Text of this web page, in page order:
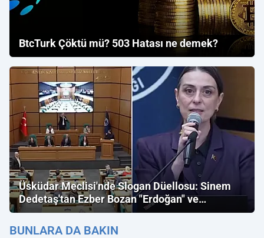
BtcTurk Çöktü mü? 503 Hatası ne demek?
Üsküdar Meclisi'nde Slogan Düellosu: Sinem
Dedetaş'tan Ezber Bozan "Erdoğan" ve
"İmamoğlu" Çıkışı!
BUNLARA DA BAKIN